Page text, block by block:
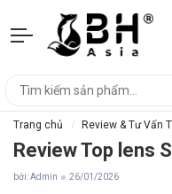
Trang chủ Review & Tư Vấn
Review Top lens
bởi: Admin 26/01/2026